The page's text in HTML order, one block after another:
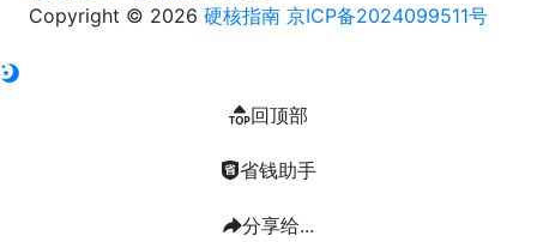
Copyright © 2026 硬核指南 京ICP备2024099511号
回顶部
省钱助手
分享给...